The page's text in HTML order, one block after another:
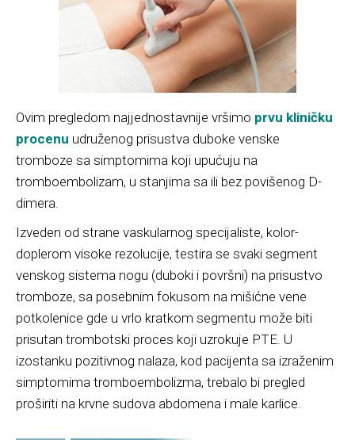
Ovim pregledom najjednostavnije vršimo prvu kliničku
procenu udruženog prisustva duboke venske
tromboze sa simptomima koji upućuju na
tromboembolizam, u stanjima sa ili bez povišenog D-
dimera.
Izveden od strane vaskularnog specijaliste, kolor-
doplerom visoke rezolucije, testira se svaki segment
venskog sistema nogu (duboki i površni) na prisustvo
tromboze, sa posebnim fokusom na mišićne vene
potkolenice gde u vrlo kratkom segmentu može biti
prisutan trombotski proces koji uzrokuje PTE. U
izostanku pozitivnog nalaza, kod pacijenta sa izraženim
simptomima tromboembolizma, trebalo bi pregled
proširiti na krvne sudova abdomena i male karlice.